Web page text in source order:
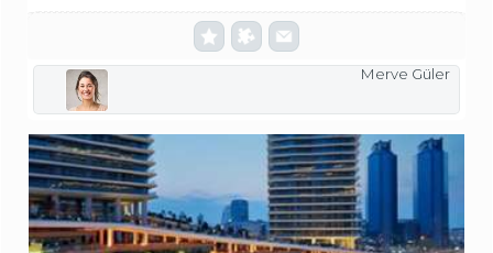
Merve Güler